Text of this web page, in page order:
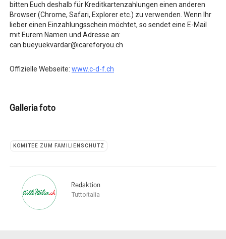
bitten Euch deshalb für Kreditkartenzahlungen einen anderen
Browser (Chrome, Safari, Explorer etc.) zu verwenden. Wenn Ihr
lieber einen Einzahlungsschein möchtet, so sendet eine E-Mail
mit Eurem Namen und Adresse an:
can.bueyuekvardar@icareforyou.ch
Offizielle Webseite: www.c-d-f.ch
Galleria foto
KOMITEE ZUM FAMILIENSCHUTZ
Redaktion
Tuttoitalia